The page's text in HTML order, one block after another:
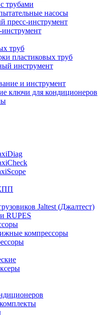
трубами
насосы
пресс-инструмент
труб
пластиковых труб
инструмент
и инструмент
ключи для кондиционеров
Jaltest (Джалтест)
RUPES
компрессоры